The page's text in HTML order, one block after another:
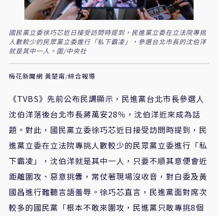
國民黨立委徐巧芯近日接受訪問時提到，民進黨立委在立法院專挑
人數較少的民眾黨立委進行「私下霸凌」，參選台北市長的沈伯洋
就是其中一人。圖/中央社
梅花新聞網 黃楚甯/綜合報導
《TVBS》先前公布民調顯示，民進黨台北市長參選人
沈伯洋落後台北市長蔣萬安28％，沈伯洋近來成為話
題。對此，國民黨立委徐巧芯近日接受訪問時提到，民
進黨立委在立法院專挑人數較少的民眾黨立委進行「私
下霸凌」，沈伯洋就是其中一人，只要不順其意便會近
距離圍攻、惡意挑釁，常仗著現場沒收音，對白委及黃
國昌進行難聽言語羞辱。徐巧芯直言，民進黨面對席次
較多的國民黨「根本不敢來圍攻，民進黨只敢專挑8個